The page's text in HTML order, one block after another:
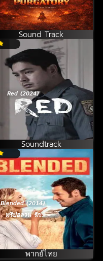
(2025)
Sound Track
Red (2024)
Soundtrack
Blended (2014)
ทริปอลวน รัก
อลเวง
พากย์ไทย